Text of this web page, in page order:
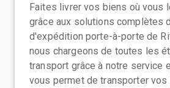
Faites livrer vos biens où vous
grâce aux solutions complètes
d'expédition porte-à-porte de
nous chargeons de toutes les
transport grâce à notre service
vous permet de transporter vos